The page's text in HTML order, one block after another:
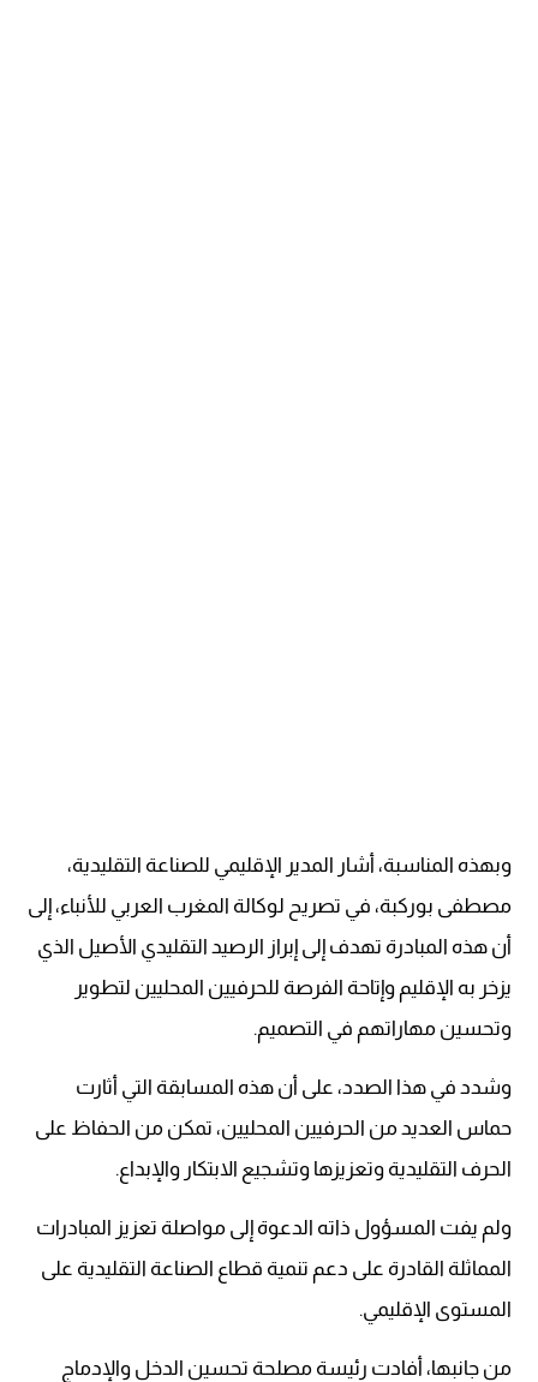
وبهذه المناسبة، أشار المدير الإقليمي للصناعة التقليدية،
مصطفى بوركبة، في تصريح لوكالة المغرب العربي للأنباء، إلى
أن هذه المبادرة تهدف إلى إبراز الرصيد التقليدي الأصيل الذي
يزخر به الإقليم وإتاحة الفرصة للحرفيين المحليين لتطوير
وتحسين مهاراتهم في التصميم.
وشدد في هذا الصدد، على أن هذه المسابقة التي أثارت
حماس العديد من الحرفيين المحليين، تمكن من الحفاظ على
الحرف التقليدية وتعزيزها وتشجيع الابتكار والإبداع.
ولم يفت المسؤول ذاته الدعوة إلى مواصلة تعزيز المبادرات
المماثلة القادرة على دعم تنمية قطاع الصناعة التقليدية على
المستوى الإقليمي.
من جانبها، أفادت رئيسة مصلحة تحسين الدخل والإدماج